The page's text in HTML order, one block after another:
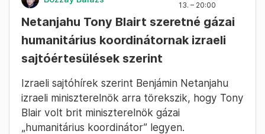
13. – 20:00
Netanjahu Tony Blairt szeretné gázai
humanitárius koordinátornak izraeli
sajtóértesülések szerint
Izraeli sajtóhírek szerint Benjámin Netanjahu
izraeli miniszterelnök arra törekszik, hogy Tony
Blair volt brit miniszterelnök gázai
„humanitárius koordinátor” legyen.